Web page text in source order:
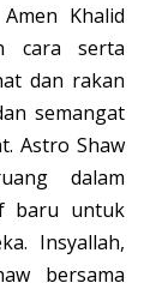
Khalid
cara serta
dan rakan
semangat
Astro Shaw
dalam
baru untuk
Insyallah,
bersama